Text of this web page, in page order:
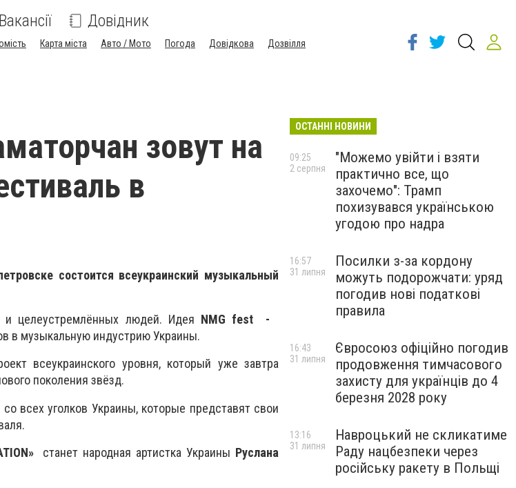
Вакансії Довідник
Карта міста Авто / Мото Погода Довідкова
Дозвілля
зовут на
в
состоится всеукраинский музыкальный
и целеустремлённых людей. Идея NMG fest -
в музыкальную индустрию Украины.
всеукраинского уровня, который уже завтра
поколения звёзд.
всех уголков Украины, которые представят свои
станет народная артистка Украины Руслана
ОСТАННІ НОВИНИ
"Можемо увійти і взяти
практично все, що
захочемо": Трамп
похизувався українською
угодою про надра
09:25
2 серпня
Посилки з-за кордону
можуть подорожчати: уряд
погодив нові податкові
правила
16:57
31 липня
Євросоюз офіційно погодив
продовження тимчасового
захисту для українців до 4
березня 2028 року
16:43
31 липня
Навроцький не скликатиме
Раду нацбезпеки через
російську ракету в Польщі
13:16
31 липня